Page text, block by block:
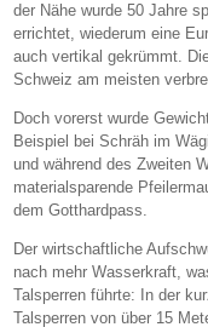
der Nähe wurde 50 Jahre
errichtet, wiederum eine
auch vertikal gekrümmt.
Schweiz am meisten
Doch vorerst wurde
Beispiel bei Schräh im
und während des Zweiten
materialsparende
dem Gotthardpass.
Der wirtschaftliche
nach mehr Wasserkraft,
Talsperren führte: In der
Talsperren von über 15